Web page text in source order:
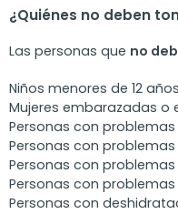
¿Quiénes no deben
Las personas que no
Niños menores de 12 años
Mujeres embarazadas
Personas con problemas
Personas con
Personas con
Personas con
Personas con